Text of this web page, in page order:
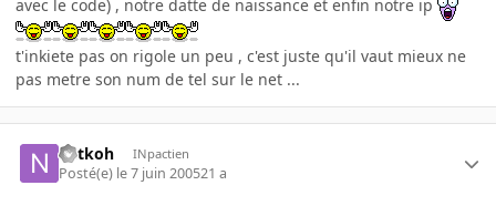
avec le code) , notre datte de naissance et enfin notre ip
t'inkiete pas on rigole un peu , c'est juste qu'il vaut mieux ne
pas metre son num de tel sur le net ...
netkoh INpactien
Posté(e) le 7 juin 200521 a